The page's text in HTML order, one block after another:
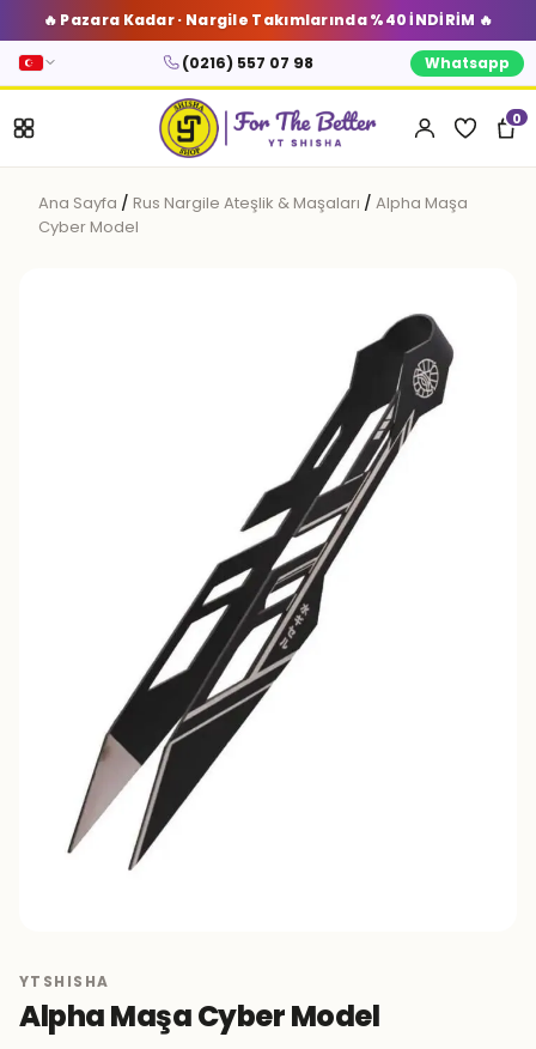
🔥 Pazara Kadar · Nargile Takımlarında %40 İNDİRİM 🔥
(0216) 557 07 98 Whatsapp
0
Ana Sayfa / Rus Nargile Ateşlik & Maşaları / Alpha Maşa
Cyber Model
YTSHISHA
Alpha Maşa Cyber Model